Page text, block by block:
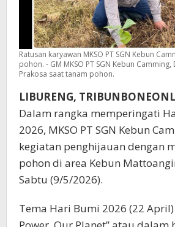
Ratusan karyawan MKSO PT SGN Kebun
pohon. - GM MKSO PT SGN Kebun
Prakosa saat tanam pohon.
LIBURENG,
Dalam rangka memperingati
2026, MKSO PT SGN Kebun
kegiatan penghijauan dengan
pohon di area Kebun
Sabtu (9/5/2026).
Tema Hari Bumi 2026 (22